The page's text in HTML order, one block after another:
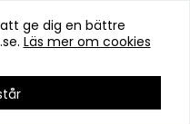
ge dig en bättre
Läs mer om cookies